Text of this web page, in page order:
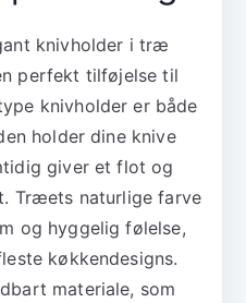
knivholder i træ
perfekt tilføjelse til
knivholder er både
holder dine knive
giver et flot og
Træets naturlige farve
og hyggelig følelse,
køkkendesigns.
materiale, som